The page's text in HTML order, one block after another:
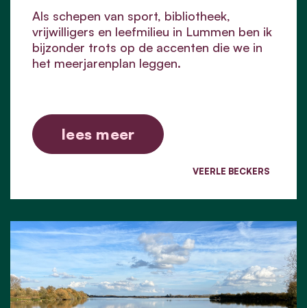
Als schepen van sport, bibliotheek,
vrijwilligers en leefmilieu in Lummen ben ik
bijzonder trots op de accenten die we in
het meerjarenplan leggen.
lees meer
VEERLE BECKERS